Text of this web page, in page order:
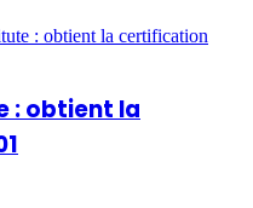
: obtient la